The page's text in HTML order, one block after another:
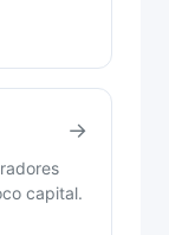
capital.
→